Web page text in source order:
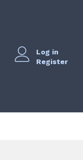
Log in
Register